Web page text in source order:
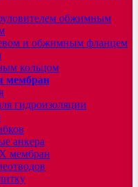
обжимным
и обжимным фланцем
кольцом
мембран
гидроизоляции
анкера
мембран